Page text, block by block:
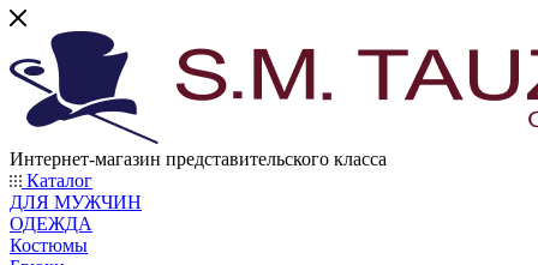
Интернет-магазин представительского класса
Каталог
ДЛЯ МУЖЧИН
ОДЕЖДА
Костюмы